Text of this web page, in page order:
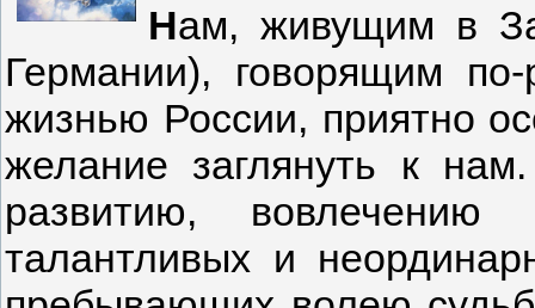
Нам, живущим в
Германии), говорящим
жизнью России, приятно
желание заглянуть к
развитию,
талантливых и